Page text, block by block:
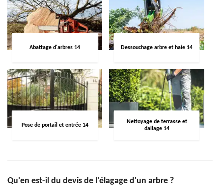
Abattage d'arbres 14 Dessouchage arbre et haie 14
Pose de portail et entrée 14
Nettoyage de terrasse et
dallage 14
Qu'en est-il du devis de l'élagage d'un arbre ?